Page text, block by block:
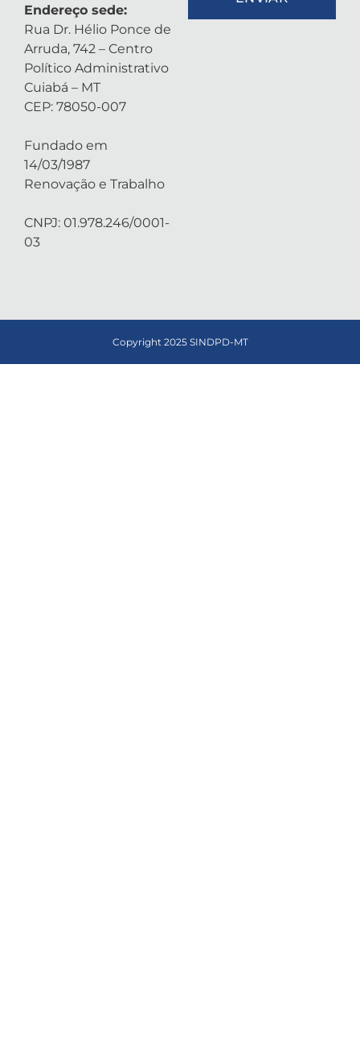
Endereço sede:
Rua Dr. Hélio Ponce de
Arruda, 742 – Centro
Político Administrativo
Cuiabá – MT
CEP: 78050-007
Fundado em
14/03/1987
Renovação e Trabalho
CNPJ: 01.978.246/0001-
03
Copyright 2025 SINDPD-MT